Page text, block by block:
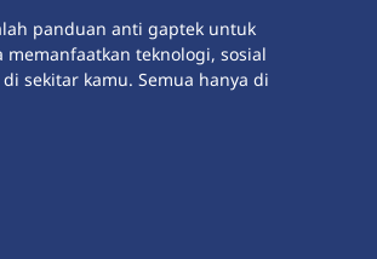
panduan anti gaptek untuk
memanfaatkan teknologi, sosial
sekitar kamu. Semua hanya di